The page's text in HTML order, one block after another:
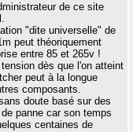
de ce site
"dite universelle" de
peut théoriquement
entre 85 et 265v !
dès que l'on atteint
peut à la longue
composants.
doute basé sur des
panne car son temps
centaines de